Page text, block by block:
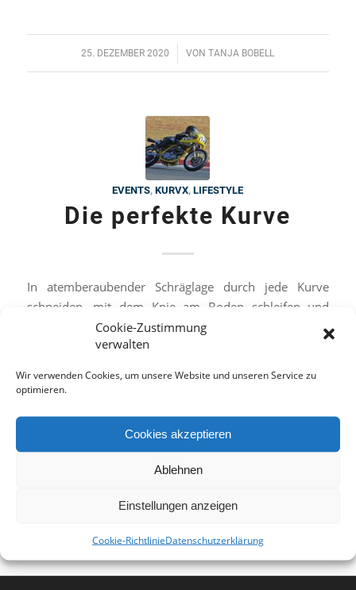
Cookie-Zustimmung
verwalten
Wir verwenden Cookies, um unsere Website und unseren Service zu
optimieren.
Cookies akzeptieren
Ablehnen
Einstellungen anzeigen
Cookie-RichtlinieDatenschutzerklärung
25. DEZEMBER 2020
/ VONTANJA BOBELL
EVENTS,KURVX,LIFESTYLE
Die perfekte Kurve
In atemberaubender Schräglage durch jede Kurve
schneiden, mit dem Knie am Boden schleifen und
dabei am besten noch lässig mit einer Hand grüßen,
davon träumt so mancher Motorradenthusiast.